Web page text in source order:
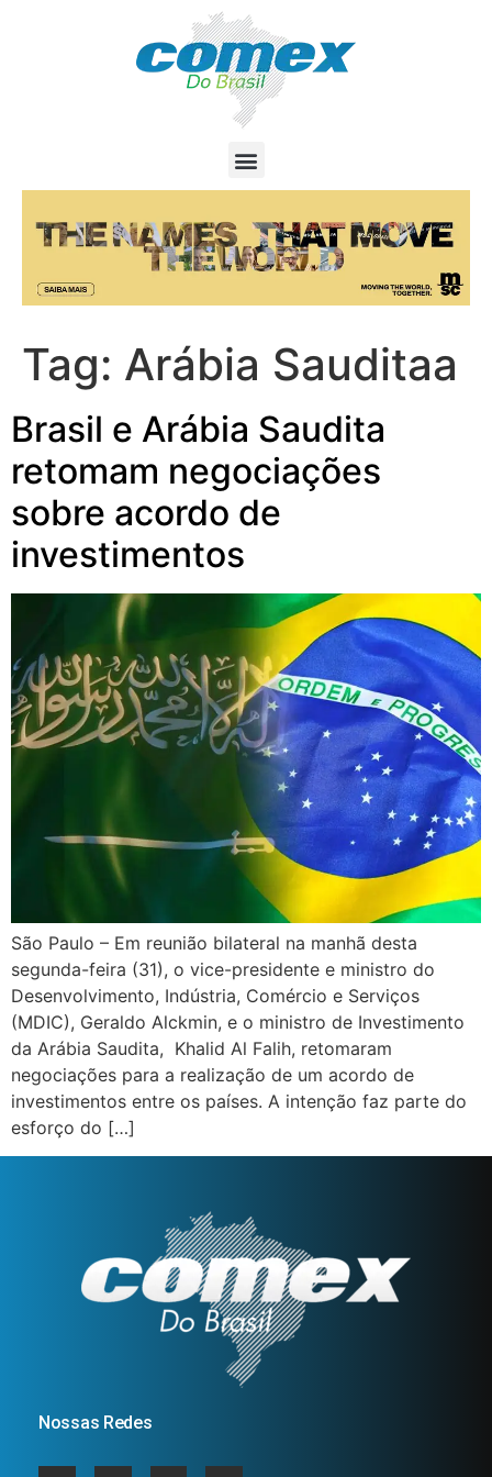
Tag: Arábia Sauditaa
Brasil e Arábia Saudita
retomam negociações
sobre acordo de
investimentos
São Paulo – Em reunião bilateral na manhã desta
segunda-feira (31), o vice-presidente e ministro do
Desenvolvimento, Indústria, Comércio e Serviços
(MDIC), Geraldo Alckmin, e o ministro de Investimento
da Arábia Saudita, Khalid Al Falih, retomaram
negociações para a realização de um acordo de
investimentos entre os países. A intenção faz parte do
esforço do […]
Nossas Redes